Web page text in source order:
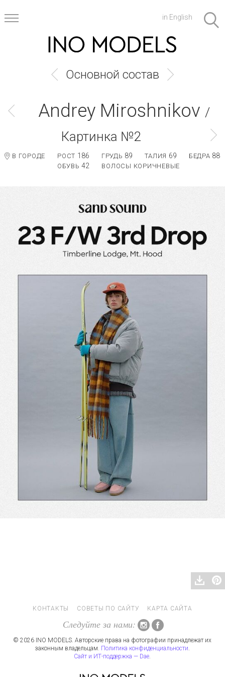
in English
Основной состав
Andrey Miroshnikov /
Картинка №2
В ГОРОДЕ РОСТ 186 ГРУДЬ 89 ТАЛИЯ 69 БЕДРА 88
ОБУВЬ42 ВОЛОСЫ КОРИЧНЕВЫЕ
КОНТАКТЫ СОВЕТЫ ПО САЙТУ КАРТА САЙТА
Следуйте за нами:
© 2026 INO MODELS. Авторские права на фотографии принадлежат их
законным владельцам. Политика конфиденциальности.
Сайт и ИТ-поддержка — Dae.